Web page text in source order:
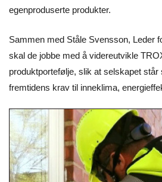
egenproduserte produkter.
Sammen med Ståle Svensson, Leder
skal de jobbe med å videreutvikle
produktportefølje, slik at selskapet
fremtidens krav til inneklima,